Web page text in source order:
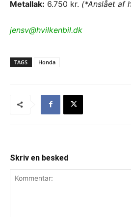
Metallak: 6.750 kr. (*Anslået af
jensv@hvilkenbil.dk
TAGS Honda
Skriv en besked